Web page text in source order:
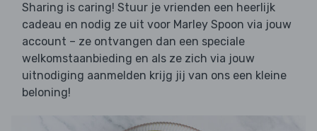
Sharing is caring! Stuur je vrienden een heerlijk
cadeau en nodig ze uit voor Marley Spoon via jouw
account – ze ontvangen dan een speciale
welkomstaanbieding en als ze zich via jouw
uitnodiging aanmelden krijg jij van ons een kleine
beloning!